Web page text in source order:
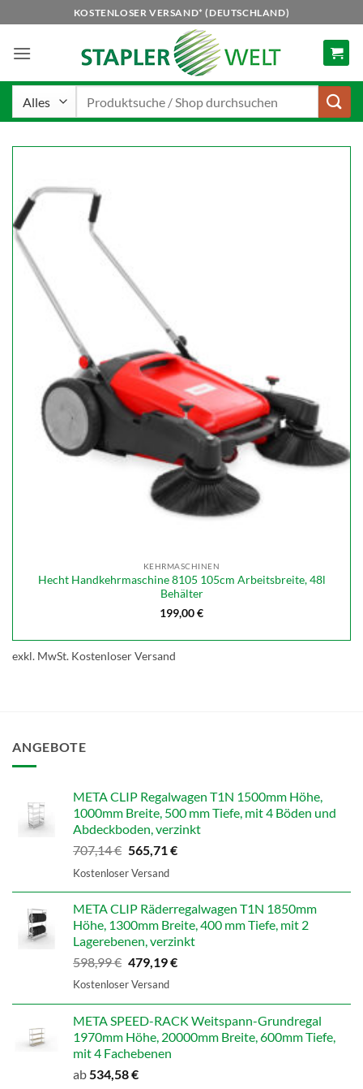
Inhalt
springen
KOSTENLOSER VERSAND* (DEUTSCHLAND)
KEHRMASCHINEN
Hecht Handkehrmaschine 8105 105cm Arbeitsbreite, 48l
Behälter
199,00€
exkl. MwSt. Kostenloser Versand
ANGEBOTE
META CLIP Regalwagen T1N 1500mm Höhe,
1000mm Breite, 500 mm Tiefe, mit 4 Böden und
Abdeckboden, verzinkt
707,14€ Ursprünglicher
Preis
565,71€Aktueller
Kostenloser Versand
META CLIP Räderregalwagen T1N 1850mm
Höhe, 1300mm Breite, 400 mm Tiefe, mit 2
Lagerebenen, verzinkt
598,99€ Ursprünglicher
Preis
479,19€Aktueller
Kostenloser Versand
META SPEED-RACK Weitspann-Grundregal
1970mm Höhe, 20000mm Breite, 600mm Tiefe,
mit 4 Fachebenen
ab 534,58€